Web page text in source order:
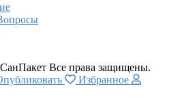
Все права защищены.
Избранное